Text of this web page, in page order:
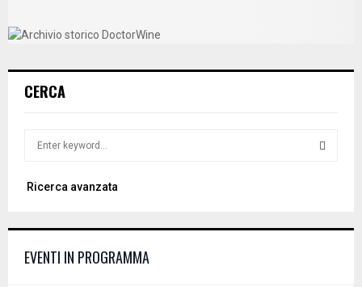
CERCA
r
o
Ricerca avanzata
EVENTI IN PROGRAMMA